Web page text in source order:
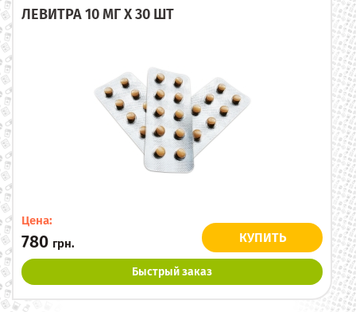
ЛЕВИТРА 10 МГ X 30 ШТ
Цена:
780 грн. КУПИТЬ
Быстрый заказ